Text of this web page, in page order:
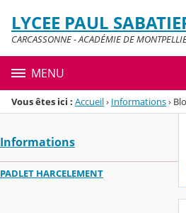
Menu de la rubrique
Contenu
LYCEE PAUL
CARCASSONNE - ACADÉMIE DE
MENU
Vous êtes ici : Accueil› Informations›
Informations
PADLET HARCELEMENT